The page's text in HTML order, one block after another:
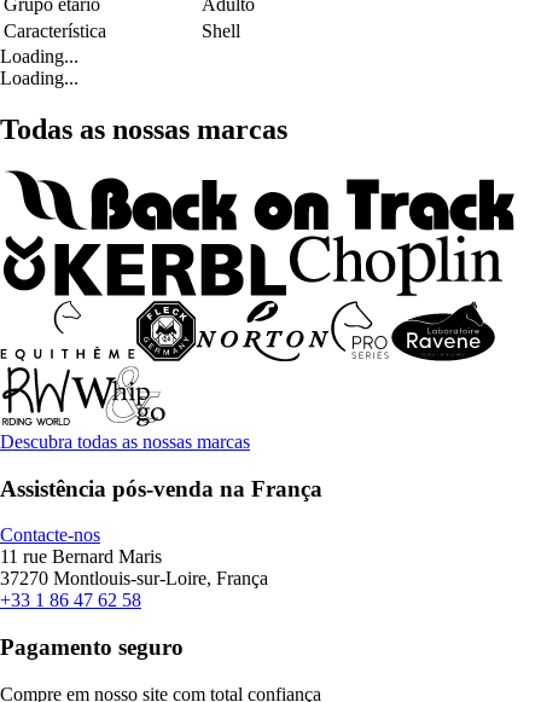
Grupo etário
Adulto
Característica
Shell
Loading...
Loading...
Todas as nossas marcas
Descubra todas as nossas marcas
Assistência pós-venda na França
Contacte-nos
11 rue Bernard Maris
37270 Montlouis-sur-Loire, França
+33 1 86 47 62 58
Pagamento seguro
Compre em nosso site com total confiança